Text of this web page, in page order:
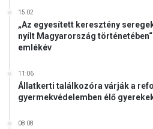
15:02
„Az egyesített keresztény
nyílt Magyarország
emlékév
11:06
Állatkerti találkozóra várják a
gyermekvédelemben élő
08:08